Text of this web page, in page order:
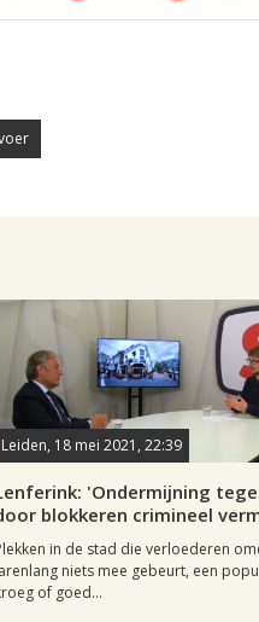
Leiden, 18 mei 2021, 22:39
'Ondermijning
blokkeren crimineel
in de stad die verloederen
niets mee gebeurt, een
of goed...